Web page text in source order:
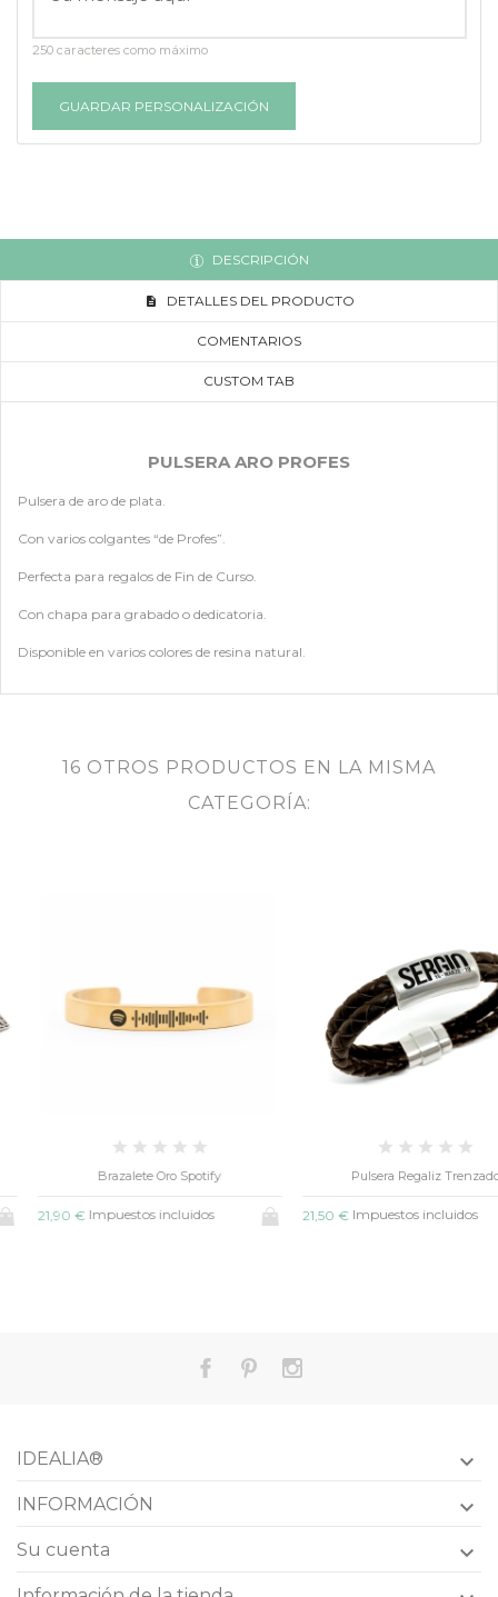
250 caracteres como máximo
GUARDAR PERSONALIZACIÓN
DESCRIPCIÓN
DETALLES DEL PRODUCTO
COMENTARIOS
CUSTOM TAB
PULSERA ARO PROFES
Pulsera de aro de plata.
Con varios colgantes “de Profes”.
Perfecta para regalos de Fin de Curso.
Con chapa para grabado o dedicatoria.
Disponible en varios colores de resina natural.
16 OTROS PRODUCTOS EN LA MISMA
CATEGORÍA:
Brazalete Oro Spotify
€Impuestos incluidos
Pulsera Regaliz Trenzado
21,50 €Impuestos incluidos
IDEALIA® 
INFORMACIÓN 
Su cuenta 